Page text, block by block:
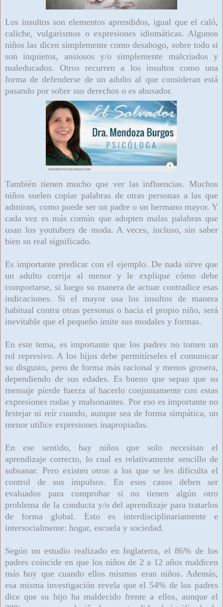
Los insultos son elementos aprendidos, igual que el caló,
caliche, vulgarismos o expresiones idiomáticas. Algunos
niños las dicen simplemente como desahogo, sobre todo si
son inquietos, ansiosos y/o simplemente malcriados y
maleducados. Otros recurren a los insultos como una
forma de defenderse de un adulto al que consideran está
pasando por sobre sus derechos o es abusador.
También tienen mucho que ver las influencias. Muchos
niños suelen copiar palabras de otras personas a las que
admiran, como puede ser un padre o un hermano mayor. Y
cada vez es más común que adopten malas palabras que
usan los youtubers de moda. A veces, incluso, sin saber
bien su real significado.
Es importante predicar con el ejemplo. De nada sirve que
un adulto corrija al menor y le explique cómo debe
comportarse, si luego su manera de actuar contradice esas
indicaciones. Si el mayor usa los insultos de manera
habitual contra otras personas o hacia el propio niño, será
inevitable que el pequeño imite sus modales y formas.
En este tema, es importante que los padres no tomen un
rol represivo. A los hijos debe permitírseles el comunicar
su disgusto, pero de forma más racional y menos grosera,
dependiendo de sus edades. Es bueno que sepan que su
mensaje pierde fuerza al hacerlo conjuntamente con estas
expresiones rudas y malsonantes. Por eso es importante no
festejar ni reír cuando, aunque sea de forma simpática, un
menor utilice expresiones inapropiadas.
En ese sentido, hay niños que solo necesitan el
aprendizaje correcto, lo cual es relativamente sencillo de
subsanar. Pero existen otros a los que se les dificulta el
control de sus impulsos. En esos casos deben ser
evaluados para comprobar si no tienen algún otro
problema de la conducta y/o del aprendizaje para tratarlos
de forma global. Esto es interdisciplinariamente e
intersocialmente: hogar, escuela y sociedad.
Según un estudio realizado en Inglaterra, el 86% de los
padres coincide en que los niños de 2 a 12 años maldicen
más hoy que cuando ellos mismos eran niños. Además,
esa misma investigación revela que el 54% de los padres
dice que su hijo ha maldecido frente a ellos, aunque el